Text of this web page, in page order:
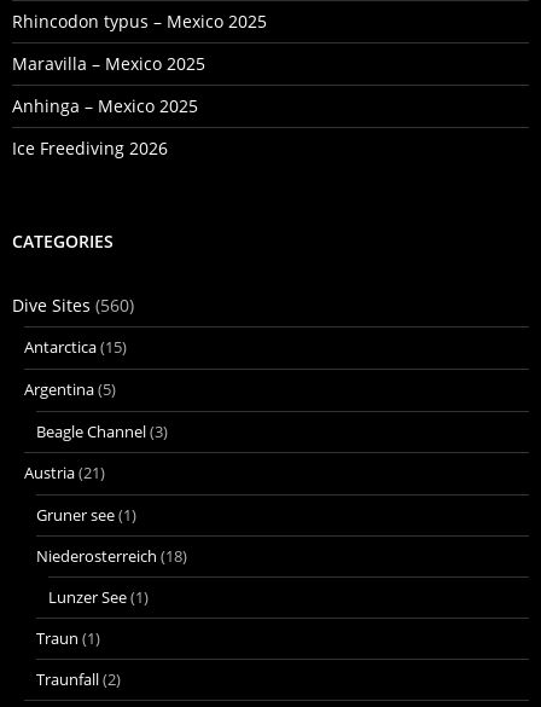
Rhincodon typus – Mexico 2025
Maravilla – Mexico 2025
Anhinga – Mexico 2025
Ice Freediving 2026
CATEGORIES
Dive Sites (560)
Antarctica(15)
Argentina(5)
Beagle Channel(3)
Austria(21)
Gruner see(1)
Niederosterreich (18)
Lunzer See(1)
Traun (1)
Traunfall(2)